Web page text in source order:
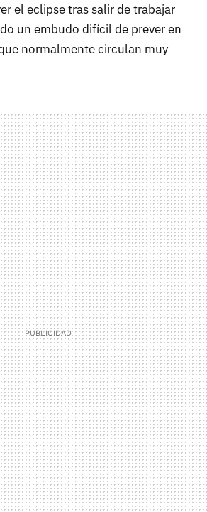
el eclipse tras salir de trabajar
un embudo difícil de prever en
normalmente circulan muy